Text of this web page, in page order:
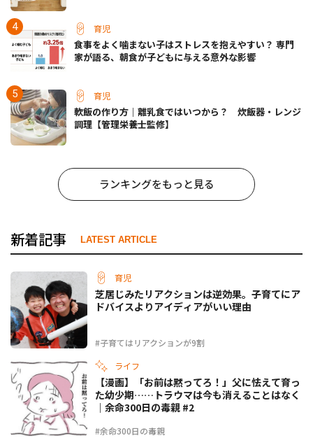
育児
食事をよく噛まない子はストレスを抱えやすい？ 専門
家が語る、朝食が子どもに与える意外な影響
育児
軟飯の作り方｜離乳食ではいつから？ 炊飯器・レンジ
調理【管理栄養士監修】
ランキングをもっと見る
新着記事 LATEST ARTICLE
育児
#子育てはリアクションが9割
芝居じみたリアクションは逆効果。子育てにア
ドバイスよりアイディアがいい理由
ライフ
#余命300日の毒親
【漫画】「お前は黙ってろ！」父に怯えて育っ
た幼少期……トラウマは今も消えることはなく
｜余命300日の毒親 #2